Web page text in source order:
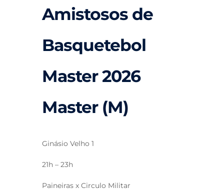
Amistosos de
Basquetebol
Master 2026
Master (M)
Ginásio Velho 1
21h – 23h
Paineiras x Circulo Militar